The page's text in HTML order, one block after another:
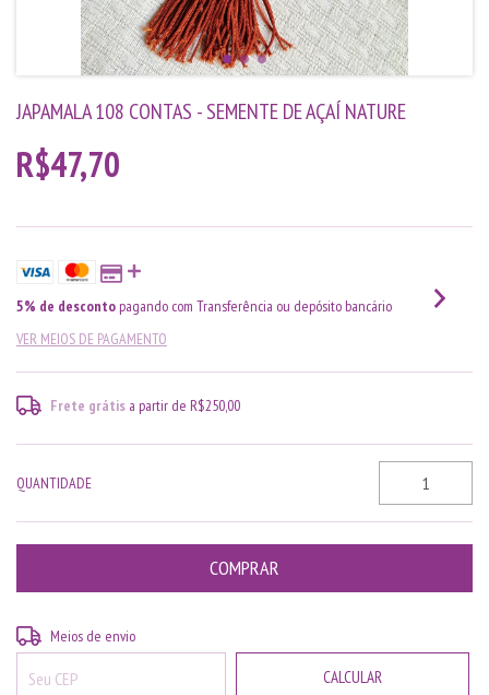
JAPAMALA 108 CONTAS - SEMENTE DE AÇAÍ NATURE
R$47,70
5% de desconto pagando com Transferência ou depósito bancário
VER MEIOS DE PAGAMENTO
Frete grátis a partir de R$250,00
QUANTIDADE
Entregas para o CEP:
Meios de envio
CALCULAR